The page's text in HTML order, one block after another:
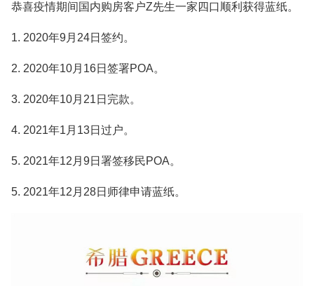
恭喜疫情期间国内购房客户Z先生一家四口顺利获得蓝纸。
1. 2020年9月24日签约。
2. 2020年10月16日签署POA。
3. 2020年10月21日完款。
4. 2021年1月13日过户。
5. 2021年12月9日署签‬移民POA。
5. 2021年12月28日师律‬申请蓝纸。